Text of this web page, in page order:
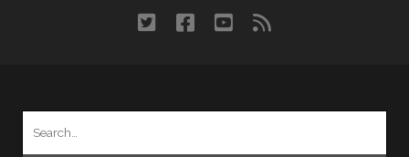
twitter facebook
youtube
rss